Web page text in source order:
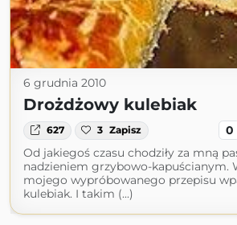
6 grudnia 2010
Drożdżowy kulebiak
627 3 Zapisz 0
Od jakiegoś czasu chodziły za mną
nadzieniem grzybowo-kapuścianym.
mojego wypróbowanego przepisu
kulebiak. I takim (...)